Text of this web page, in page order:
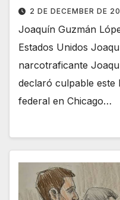
2 DE DECEMBER DE
Joaquín Guzmán
Estados Unidos
narcotraficante
declaró culpable
federal en Chicago…